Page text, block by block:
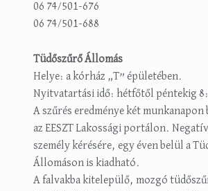
06 74/501-676
06 74/501-688
Tüdőszűrő Állomás
Helye: a kórház „T” épületében.
Nyitvatartási idő: hétfőtől péntekig
A szűrés eredménye két
az EESZT Lakossági portálon.
személy kérésére, egy éven belül a
Állomáson is kiadható.
A falvakba kitelepülő, mozgó